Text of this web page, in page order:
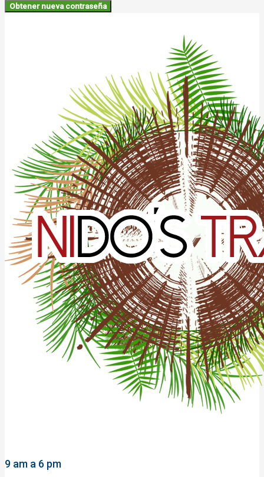
Obtener nueva contraseña
9 am a 6 pm